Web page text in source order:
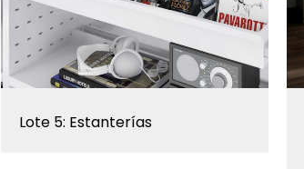
Lote 5: Estanterías